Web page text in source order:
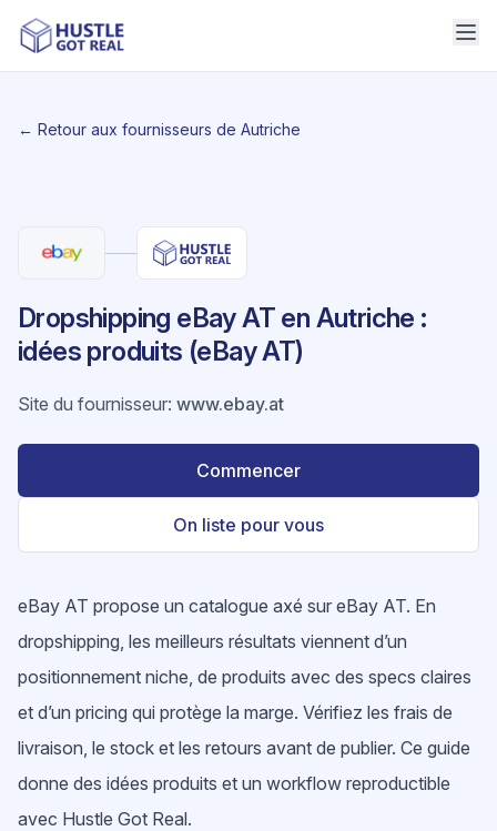
← Retour aux fournisseurs de Autriche
Dropshipping eBay AT en Autriche :
idées produits (eBay AT)
Site du fournisseur: www.ebay.at
Commencer
On liste pour vous
eBay AT propose un catalogue axé sur eBay AT. En
dropshipping, les meilleurs résultats viennent d’un
positionnement niche, de produits avec des specs claires
et d’un pricing qui protège la marge. Vérifiez les frais de
livraison, le stock et les retours avant de publier. Ce guide
donne des idées produits et un workflow reproductible
avec Hustle Got Real.